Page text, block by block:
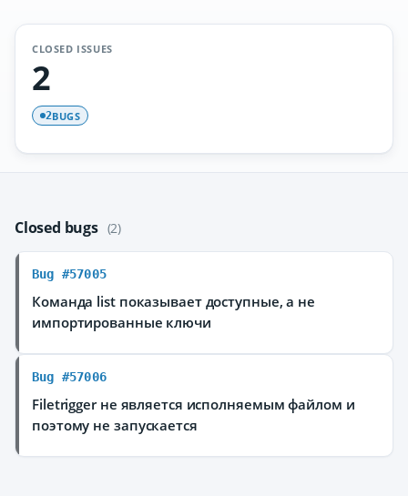
CLOSED ISSUES
2
2BUGS
Closed bugs (2)
Bug #57005
Команда list показывает доступные, а не
импортированные ключи
Bug #57006
Filetrigger не является исполняемым файлом и
поэтому не запускается